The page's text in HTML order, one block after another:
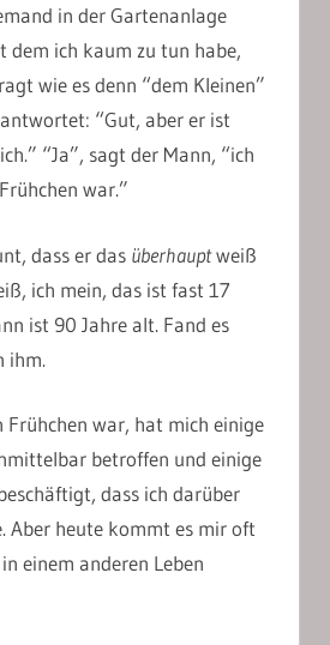
in der Gartenanlage
dem ich kaum zu tun habe,
wie es denn “dem Kleinen”
“Gut, aber er ist
“Ja”, sagt der Mann, “ich
war.”
dass er das überhauptweiß
ich mein, das ist fast 17
ist 90 Jahre alt. Fand es
ihm.
Frühchen war, hat mich einige
betroffen und einige
dass ich darüber
Aber heute kommt es mir oft
einem anderen Leben